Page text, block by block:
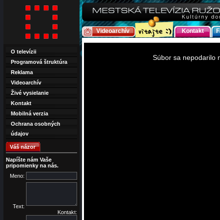
Videoarchív Kontakt
Súbor sa nepodarilo
O televízii
Programová štruktúra
Reklama
Videoarchív
Živé vysielanie
Kontakt
Mobilná verzia
Ochrana osobných
údajov
Váš názor
Napíšte nám Vaše
pripomienky na nás.
Meno:
Text:
Kontakt: